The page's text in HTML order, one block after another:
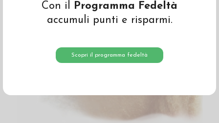
Con il Programma Fedeltà
accumuli punti e risparmi.
Scopri il programma fedeltà